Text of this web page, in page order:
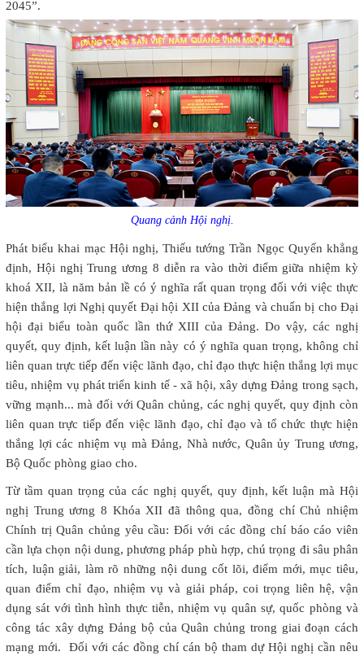
2045”.
Quang cảnh Hội nghị.
Phát biểu khai mạc Hội nghị, Thiếu tướng Trần Ngọc Quyến khẳng
định, Hội nghị Trung ương 8 diễn ra vào thời điểm giữa nhiệm kỳ
khoá XII, là năm bản lề có ý nghĩa rất quan trọng đối với việc thực
hiện thắng lợi Nghị quyết Đại hội XII của Đảng và chuẩn bị cho Đại
hội đại biểu toàn quốc lần thứ XIII của Đảng. Do vậy, các nghị
quyết, quy định, kết luận lần này có ý nghĩa quan trọng, không chỉ
liên quan trực tiếp đến việc lãnh đạo, chỉ đạo thực hiện thắng lợi mục
tiêu, nhiệm vụ phát triển kinh tế - xã hội, xây dựng Đảng trong sạch,
vững mạnh... mà đối với Quân chủng, các nghị quyết, quy định còn
liên quan trực tiếp đến việc lãnh đạo, chỉ đạo và tổ chức thực hiện
thắng lợi các nhiệm vụ mà Đảng, Nhà nước, Quân ủy Trung ương,
Bộ Quốc phòng giao cho.
Từ tầm quan trọng của các nghị quyết, quy định, kết luận mà Hội
nghị Trung ương 8 Khóa XII đã thông qua, đồng chí Chủ nhiệm
Chính trị Quân chủng yêu cầu: Đối với các đồng chí báo cáo viên
cần lựa chọn nội dung, phương pháp phù hợp, chú trọng đi sâu phân
tích, luận giải, làm rõ những nội dung cốt lõi, điểm mới, mục tiêu,
quan điểm chỉ đạo, nhiệm vụ và giải pháp, coi trọng liên hệ, vận
dụng sát với tình hình thực tiễn, nhiệm vụ quân sự, quốc phòng và
công tác xây dựng Đảng bộ của Quân chủng trong giai đoạn cách
mạng mới. Đối với các đồng chí cán bộ tham dự Hội nghị cần nêu